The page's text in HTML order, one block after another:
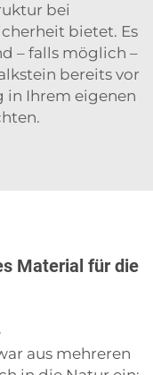
bei
bietet. Es
– falls möglich –
bereits vor
in Ihrem eigenen
Material für die
aus mehreren